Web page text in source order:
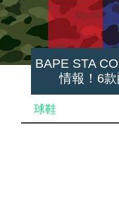
BAPE STA
情報！6
球鞋